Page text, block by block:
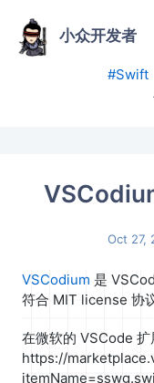
小众开发者
#Swift
Oct 27,
VSCodium 是
符合 MIT license 协
在微软的 VSCode
https://